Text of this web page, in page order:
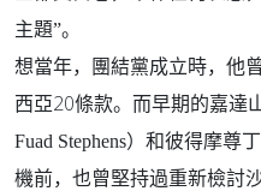
主題”。
想當年，團結黨成立時，他
西亞20條款。而早期的嘉達
Fuad Stephens）和彼得摩尊
機前，也曾堅持過重新檢討